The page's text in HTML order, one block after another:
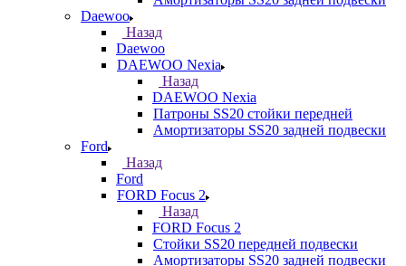
Daewoo
Назад
Daewoo
DAEWOO Nexia
Назад
DAEWOO Nexia
Патроны SS20 стойки передней
Амортизаторы SS20 задней подвески
Ford
Назад
Ford
FORD Focus 2
Назад
FORD Focus 2
Стойки SS20 передней подвески
Амортизаторы SS20 задней подвески